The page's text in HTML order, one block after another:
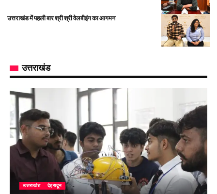
उत्तराखंड में पहली बार श्री श्री वेलबीइंग का आगमन
उत्तराखंड
उत्तराखंड देहरादून